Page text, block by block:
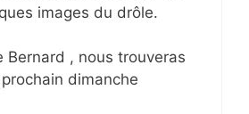
images du drôle.
Bernard , nous trouveras
prochain dimanche